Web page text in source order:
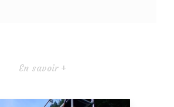
En savoir +